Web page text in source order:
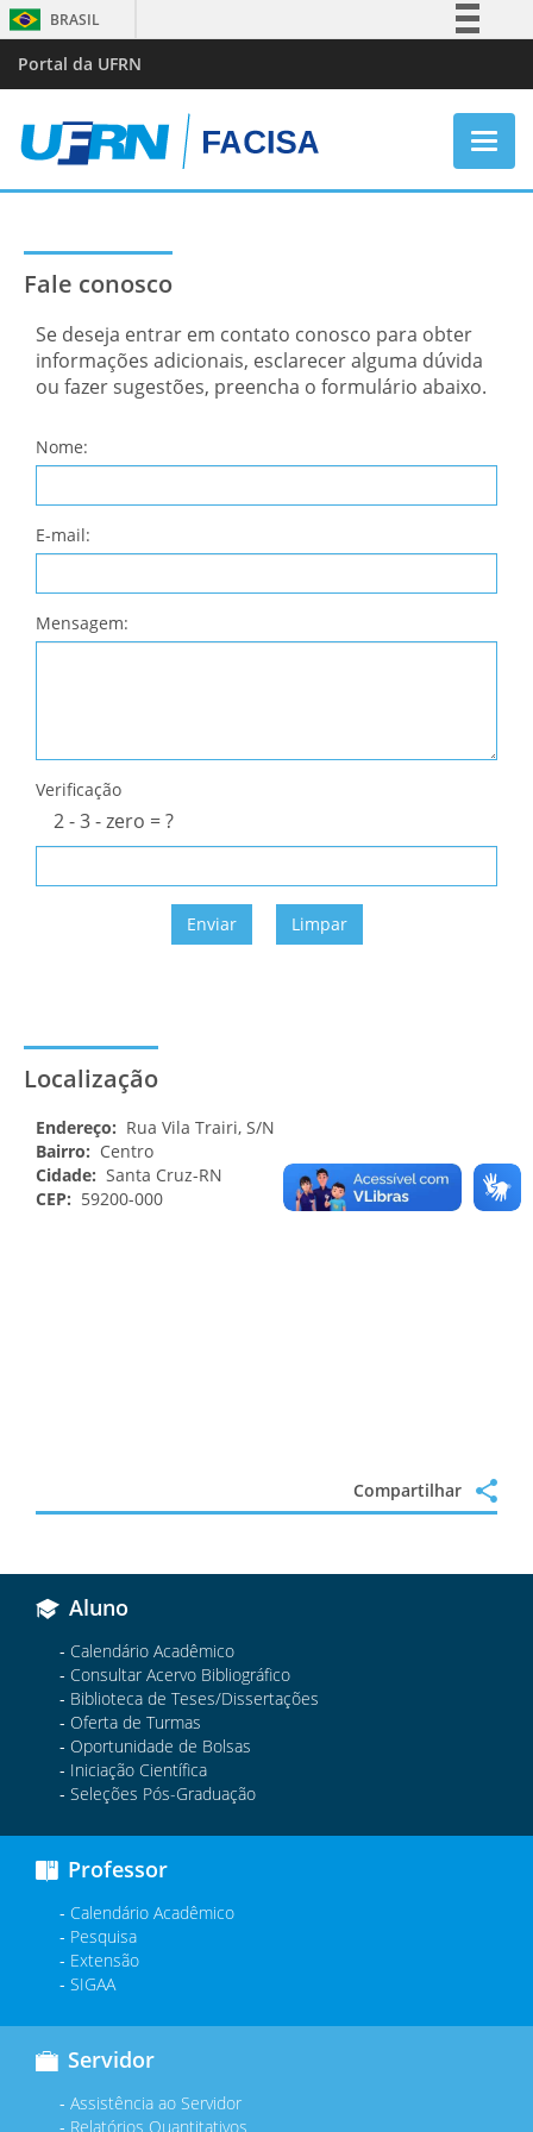
BRASIL
Comunica BR
Portal da UFRN
Fale conosco
Se deseja entrar em contato conosco para obter
informações adicionais, esclarecer alguma dúvida
ou fazer sugestões, preencha o formulário abaixo.
Nome:
E-mail:
Mensagem:
Verificação
2 - 3 - zero = ?
Enviar Limpar
Localização
Endereço: Rua Vila Trairi, S/N
Bairro: Centro
Cidade: Santa Cruz-RN
CEP: 59200-000
Compartilhar
Aluno
Calendário Acadêmico
Consultar Acervo Bibliográfico
Biblioteca de Teses/Dissertações
Oferta de Turmas
Oportunidade de Bolsas
Iniciação Científica
Seleções Pós-Graduação
Professor
Calendário Acadêmico
Pesquisa
Extensão
SIGAA
Servidor
Assistência ao Servidor
Relatórios Quantitativos